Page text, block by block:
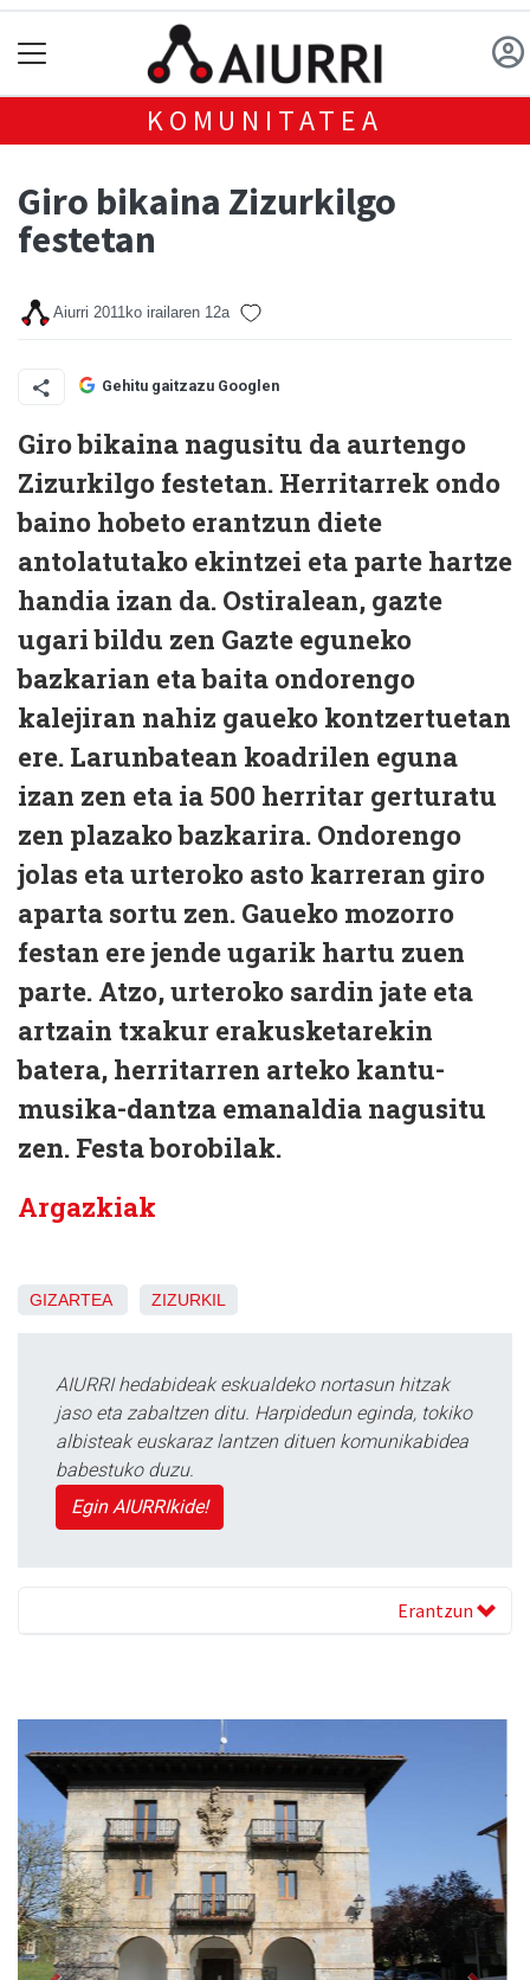
KOMUNITATEA
Giro bikaina Zizurkilgo
festetan
Aiurri 2011ko irailaren 12a
Gehitu gaitzazu Googlen
Giro bikaina nagusitu da aurtengo
Zizurkilgo festetan. Herritarrek ondo
baino hobeto erantzun diete
antolatutako ekintzei eta parte hartze
handia izan da. Ostiralean, gazte
ugari bildu zen Gazte eguneko
bazkarian eta baita ondorengo
kalejiran nahiz gaueko kontzertuetan
ere. Larunbatean koadrilen eguna
izan zen eta ia 500 herritar gerturatu
zen plazako bazkarira. Ondorengo
jolas eta urteroko asto karreran giro
aparta sortu zen. Gaueko mozorro
festan ere jende ugarik hartu zuen
parte. Atzo, urteroko sardin jate eta
artzain txakur erakusketarekin
batera, herritarren arteko kantu-
musika-dantza emanaldia nagusitu
zen. Festa borobilak.
Argazkiak
GIZARTEA ZIZURKIL
AIURRI hedabideak eskualdeko nortasun hitzak
jaso eta zabaltzen ditu. Harpidedun eginda, tokiko
albisteak euskaraz lantzen dituen komunikabidea
babestuko duzu.
Egin AIURRIkide!
Erantzun